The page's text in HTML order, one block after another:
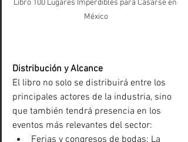
Libro 100 Lugares Imperdibles para Casarse en
México
Distribución y Alcance
El libro no solo se distribuirá entre los
principales actores de la industria, sino
que también tendrá presencia en los
eventos más relevantes del sector: